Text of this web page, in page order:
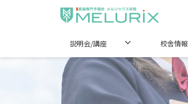
説明会/講座 校舎情報